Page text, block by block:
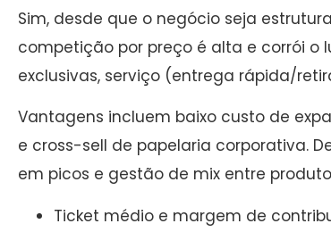
Sim, desde que o negócio seja
competição por preço é alta e corrói o
exclusivas, serviço (entrega rápida/
Vantagens incluem baixo custo de
e cross-sell de papelaria corporativa.
em picos e gestão de mix entre
Ticket médio e margem de